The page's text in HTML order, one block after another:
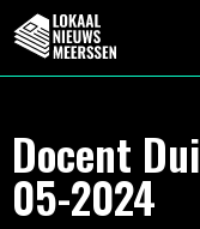
Docent
05-2024